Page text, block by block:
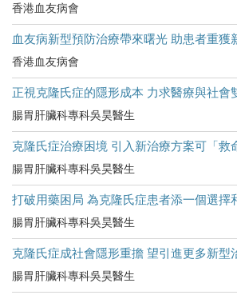
香港血友病會
血友病新型預防治療帶來曙光 助患者重獲
香港血友病會
正視克隆氏症的隱形成本 力求醫療與社會
腸胃肝臟科專科吳昊醫生
克隆氏症治療困境 引入新治療方案可「救
腸胃肝臟科專科吳昊醫生
打破用藥困局 為克隆氏症患者添一個選擇
腸胃肝臟科專科吳昊醫生
克隆氏症成社會隱形重擔 望引進更多新型
腸胃肝臟科專科吳昊醫生